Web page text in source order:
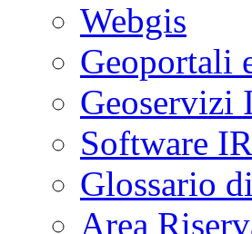
Webgis
Geoportali
Geoservizi
Software
Glossario
Area